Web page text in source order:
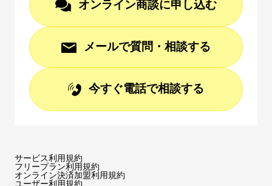
オンライン商談に申し込む
メールで質問・相談する
今すぐ電話で相談する
サービス利用規約
フリープラン利用規約
オンライン決済加盟利用規約
ユーザー利用規約